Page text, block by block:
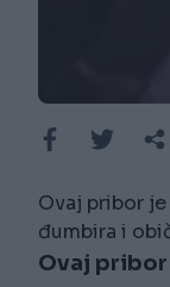
Ovaj pribor
đumbira i
Ovaj pribor